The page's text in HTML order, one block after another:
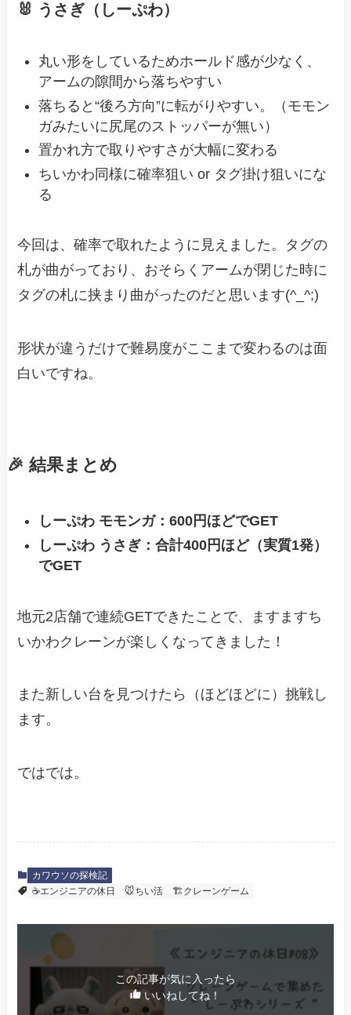
🐰 うさぎ（しーぷわ）
丸い形をしているためホールド感が少なく、
アームの隙間から落ちやすい
落ちると“後ろ方向”に転がりやすい。（モモン
ガみたいに尻尾のストッパーが無い）
置かれ方で取りやすさが大幅に変わる
ちいかわ同様に確率狙い or タグ掛け狙いにな
る
今回は、確率で取れたように見えました。タグの
札が曲がっており、おそらくアームが閉じた時に
タグの札に挟まり曲がったのだと思います(^_^;)
形状が違うだけで難易度がここまで変わるのは面
白いですね。
🎉 結果まとめ
しーぷわ モモンガ：600円ほどでGET
しーぷわ うさぎ：合計400円ほど（実質1発）
でGET
地元2店舗で連続GETできたことで、ますますち
いかわクレーンが楽しくなってきました！
また新しい台を見つけたら（ほどほどに）挑戦し
ます。
ではでは。
カワウソの探検記
☕エンジニアの休日
🐭ちい活 🏗️クレーンゲーム
この記事が気に入ったら
いいねしてね！